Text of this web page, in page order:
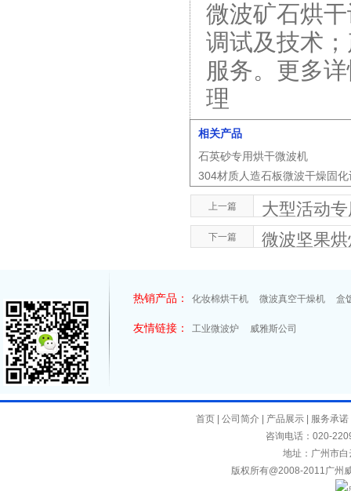
微波矿石烘
调试及技术
服务。更多
理
相关产品
石英砂专用烘干微波机
304材质人造石板微波干燥固
上一篇 大型活动
下一篇 微波坚果
热销产品： 化妆棉烘干机 微波真空干燥机 盒
友情链接： 工业微波炉 威雅斯公司
首页 公司简介 产品展示 服务承诺
咨询电话：020-
地址：广州市
版权所有@2008-2011广州